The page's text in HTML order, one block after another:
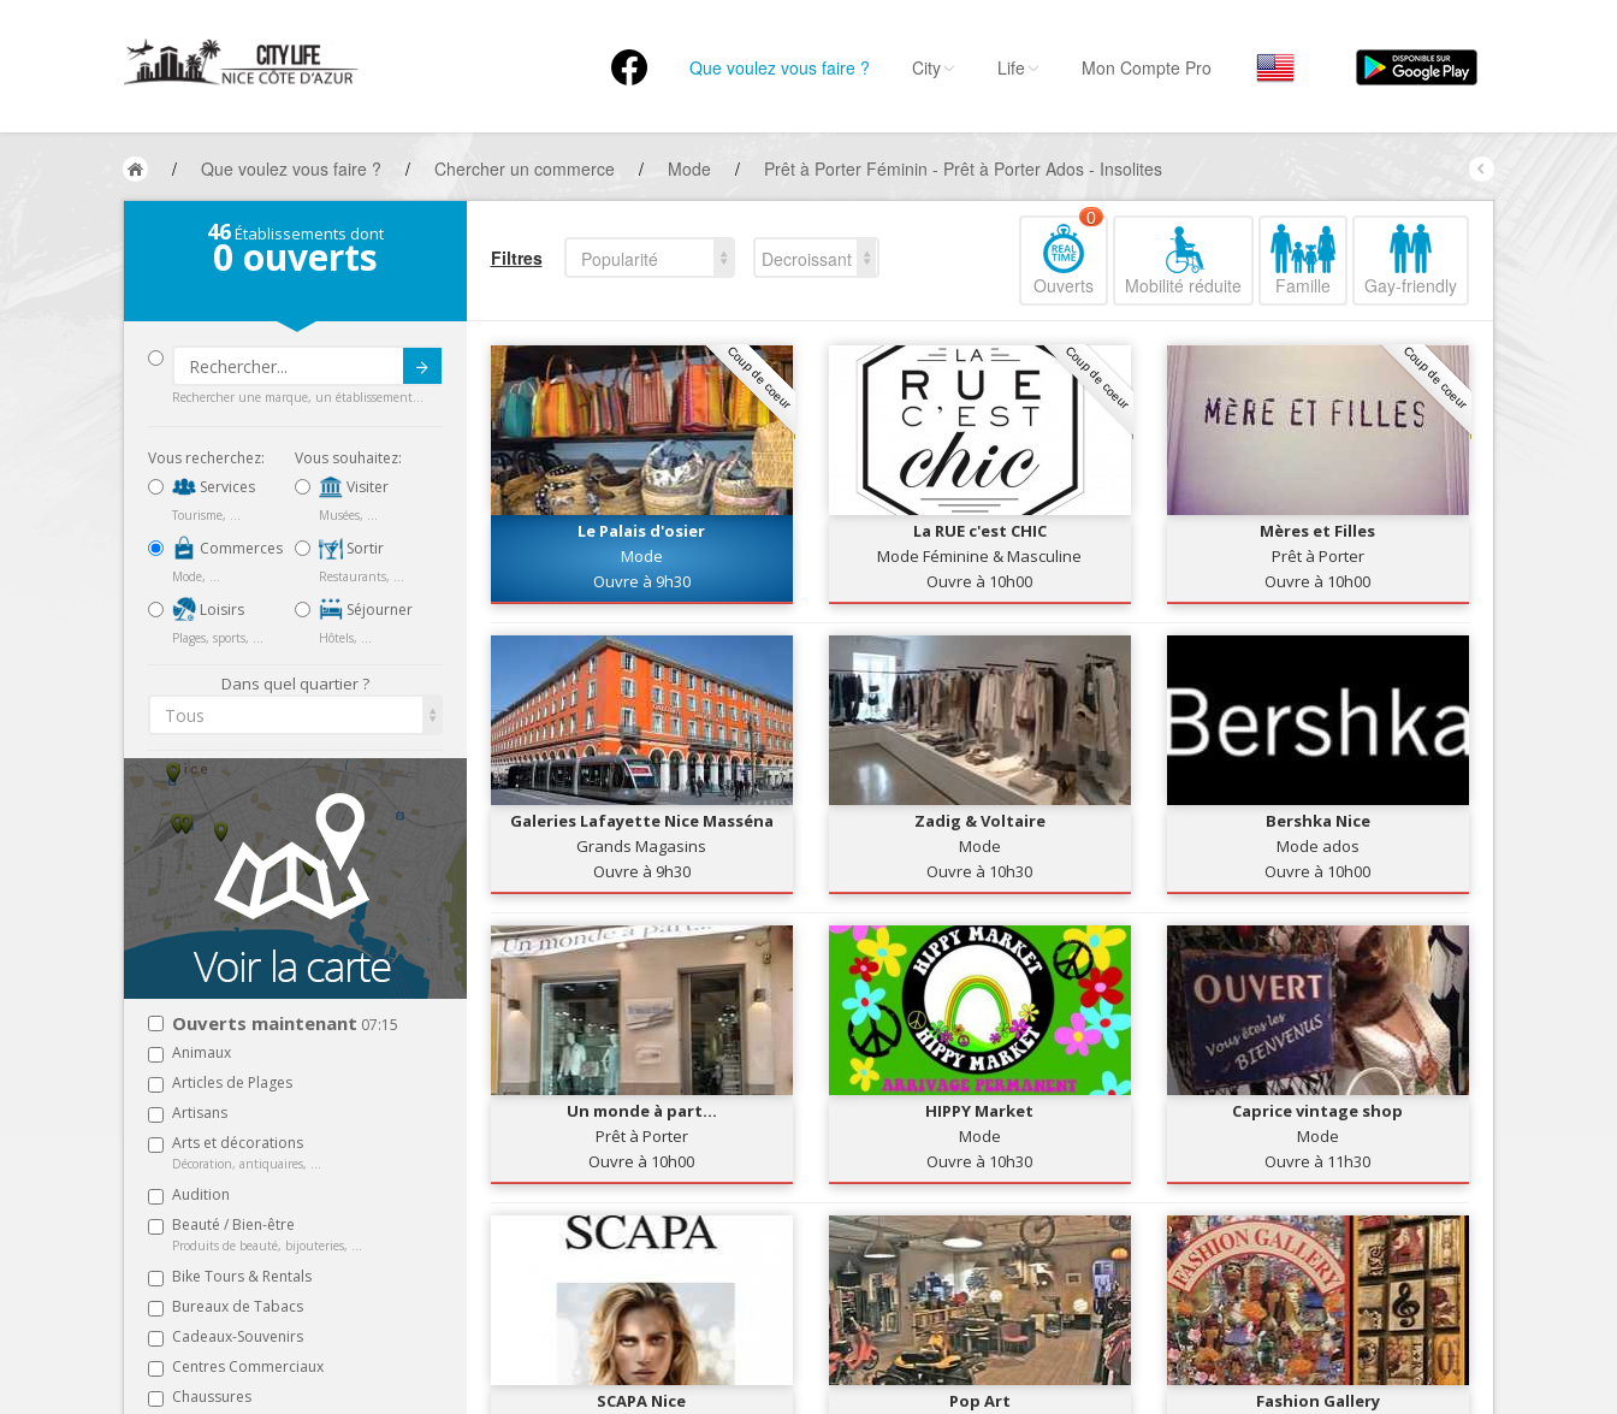
Que voulez vous faire ?
Hôtels, ...
Visiter
Restaurants, ...
Commerces
Loisirs
Plages, sports, ...
Services
Tourisme, ...
Par quartiers
Nice Promenade du
Nice le Port
Nice le Vieux Nice
Nice le Coeur de Ville
Nice les Collines Niçoises
Nice le petit Marais Niçois
Nice la plaine du Var
Nice Aéroport
City Life Mon Compte Pro
/ Que voulez vous faire ? / Chercher un commerce / Mode / Prêt à Porter Féminin - Prêt à Porter Ados - Insolites
46Établissements dont
0 ouverts
Rechercher une marque, un établissement...
Vous recherchez:
Services
Tourisme, ...
Commerces
Mode, ...
Loisirs
Plages, sports, ...
Vous souhaitez:
Visiter
Musées, ...
Sortir
Restaurants, ...
Séjourner
Hôtels, ...
Dans quel quartier ?
Tous
Ouverts maintenant 07:15
Animaux
Articles de Plages
Artisans
Arts et décorations
Décoration, antiquaires, ...
Audition
Beauté / Bien-être
Produits de beauté, bijouteries, ...
Bike Tours & Rentals
Bureaux de Tabacs
Cadeaux-Souvenirs
Centres Commerciaux
Chaussures
Filtres Popularité
Decroissant
Ouverts
0
Mobilité réduite Famille Gay-friendly
Coup de coeur
Le Palais d'osier
Mode
Ouvre à 9h30
Coup de coeur
La RUE c'est CHIC
Mode Féminine & Masculine
Ouvre à 10h00
Coup de coeur
Mères et Filles
Prêt à Porter
Ouvre à 10h00
Galeries Lafayette Nice Masséna
Grands Magasins
Ouvre à 9h30
Zadig & Voltaire
Mode
Ouvre à 10h30
Bershka Nice
Mode ados
Ouvre à 10h00
Un monde à part...
Prêt à Porter
Ouvre à 10h00
HIPPY Market
Mode
Ouvre à 10h30
Caprice vintage shop
Mode
Ouvre à 11h30
SCAPA Nice
Pop Art
Fashion Gallery